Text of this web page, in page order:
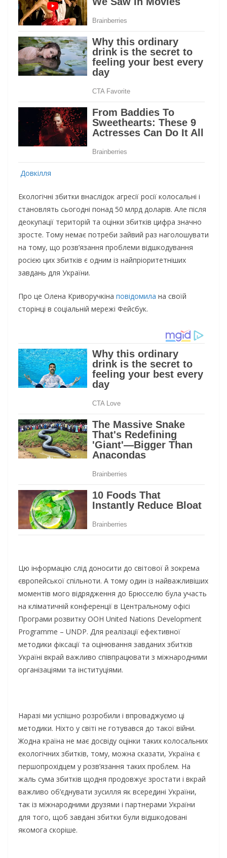
Довкілля
Екологічні збитки внаслідок агресії росії колосальні і
становлять сьогодні понад 50 млрд доларів. Але після
деокупації територій та оцінки збитків цифра значно
зросте. Тому немає потреби зайвий раз наголошувати
на тому, що розв’язання проблеми відшкодування
росією цих збитків є одним із найпріоритетніших
завдань для України.
Про це Олена Криворучкіна повідомила на своїй
сторінці в соціальній мережі Фейсбук.
Цю інформацію слід доносити до світової й зокрема
європейської спільноти. А тому один із найважливіших
моментів мого відрядження до Брюсселю була участь
на кліматичній конференції в Центральному офісі
Програми розвитку ООН United Nations Development
Programme – UNDP. Для реалізації ефективної
методики фіксації та оцінювання завданих збитків
Україні вкрай важливо співпрацювати з міжнародними
організаціями та інституціями.
Наразі ми успішно розробили і впроваджуємо ці
методики. Ніхто у світі не готувався до такої війни.
Жодна країна не має досвіду оцінки таких колосальних
екологічних збитків, тому, можна сказати, Україна є
першопрохідцем у розв’язання таких проблем. На
жаль сума збитків щодня продовжує зростати і вкрай
важливо об’єднувати зусилля як всередині України,
так із міжнародними друзями і партнерами України
для того, щоб завдані збитки були відшкодовані
якомога скоріше.